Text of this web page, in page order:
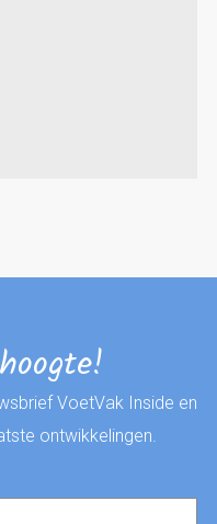
VoetVak Inside en
ontwikkelingen.